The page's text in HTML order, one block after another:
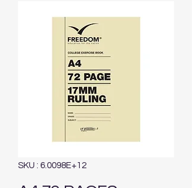
SKU : 6.0098E+12